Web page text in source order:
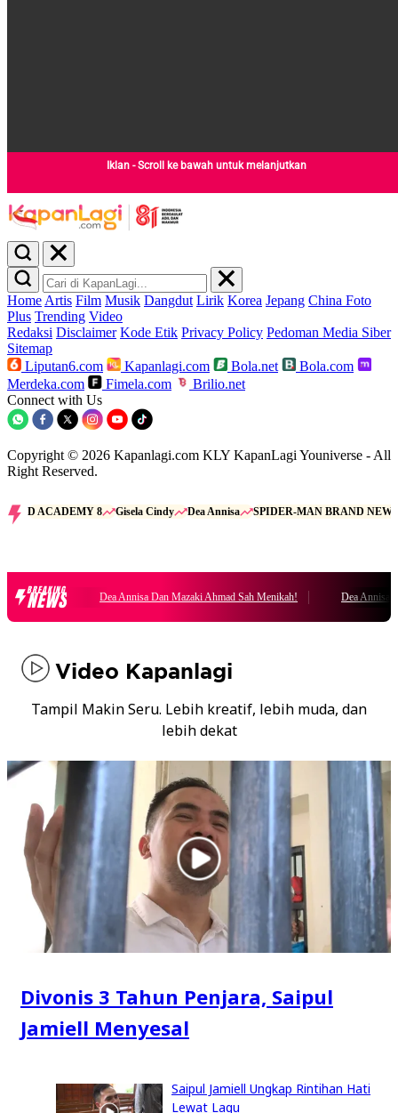
Iklan - Scroll ke bawah untuk melanjutkan
Home Artis Film Musik Dangdut Lirik Korea Jepang China Foto
Plus Trending Video
Redaksi Disclaimer Kode Etik Privacy Policy Pedoman Media Siber
Sitemap
Liputan6.com
Kapanlagi.com Bola.net
Bola.com
Merdeka.com
Fimela.com
Brilio.net
Connect with Us
Copyright © 2026 Kapanlagi.com KLY KapanLagi Youniverse - All
Right Reserved.
D ACADEMY 8 Gisela Cindy Dea Annisa SPIDER-MAN BRAND NEW
BREAKING
NEWS Dea Annisa Dan Mazaki Ahmad Sah Menikah! Dea Annisa
Video Kapanlagi
Tampil Makin Seru. Lebih kreatif, lebih muda, dan
lebih dekat
Divonis 3 Tahun Penjara, Saipul
Jamiell Menyesal
Saipul Jamiell Ungkap Rintihan Hati
Lewat Lagu